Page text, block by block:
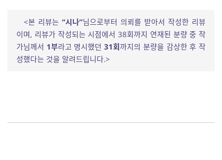
<본 리뷰는 “시나”님으로부터 의뢰를 받아서 작성한 리뷰
이며, 리뷰가 작성되는 시점에서 38회까지 연재된 분량 중 작
가님께서 1부라고 명시했던 31회 까지의 분량을 감상한 후 작
성했다는 것을 알려드립니다.>